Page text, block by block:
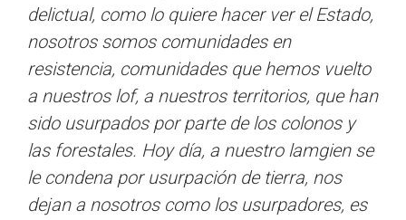
delictual, como lo quiere hacer ver el Estado,
nosotros somos comunidades en
resistencia, comunidades que hemos vuelto
a nuestros lof, a nuestros territorios, que han
sido usurpados por parte de los colonos y
las forestales. Hoy día, a nuestro lamgien se
le condena por usurpación de tierra, nos
dejan a nosotros como los usurpadores, es